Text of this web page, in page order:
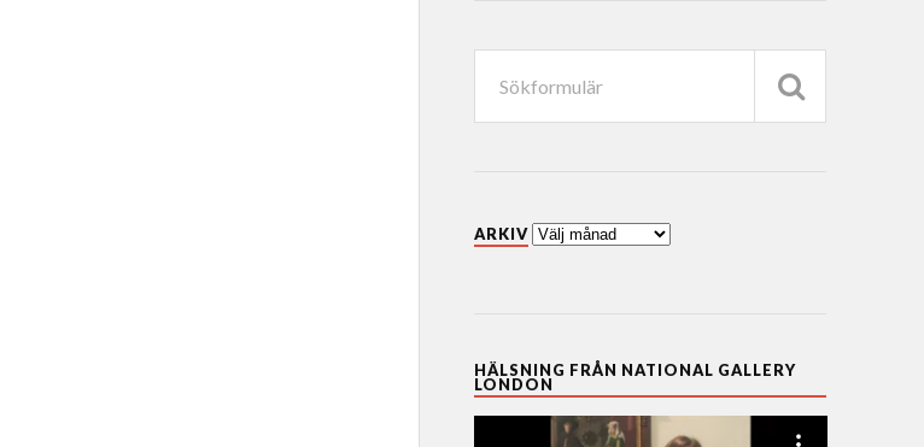
ARKIV
HÄLSNING FRÅN NATIONAL GALLERY
LONDON
Videospelare